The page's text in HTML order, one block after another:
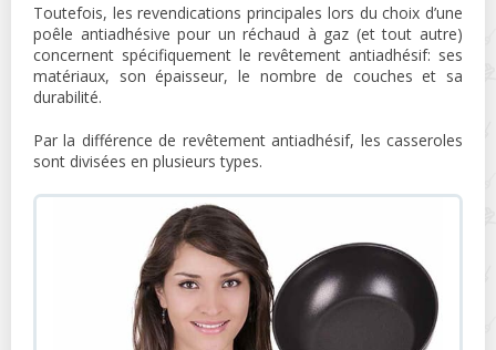
Toutefois, les revendications principales lors du choix d’une
poêle antiadhésive pour un réchaud à gaz (et tout autre)
concernent spécifiquement le revêtement antiadhésif: ses
matériaux, son épaisseur, le nombre de couches et sa
durabilité.
Par la différence de revêtement antiadhésif, les casseroles
sont divisées en plusieurs types.